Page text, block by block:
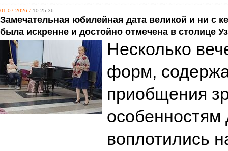
01.07.2026 / 10:25:36
Замечательная юбилейная дата великой и ни с
была искренне и достойно отмечена в столице
Несколько
форм,
приобщения
воплотились